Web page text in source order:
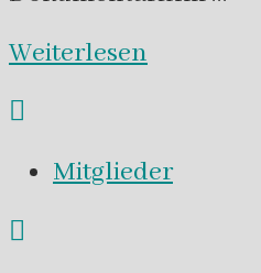
Weiterlesen
Mitglieder